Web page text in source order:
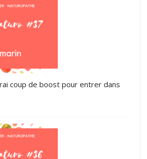
coup de boost pour entrer dans